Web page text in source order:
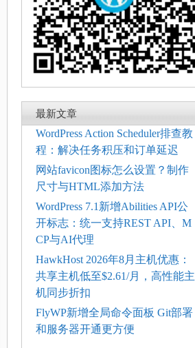
最新文章
WordPress Action Scheduler排查教
程：解决任务积压和订单延迟
网站favicon图标怎么设置？制作
尺寸与HTML添加方法
WordPress 7.1新增Abilities API公
开标志：统一支持REST API、M
CP与AI代理
HawkHost 2026年8月主机优惠：
共享主机低至$2.61/月，高性能主
机同步折扣
FlyWP新增全局命令面板 Git部署
和服务器开通更方便